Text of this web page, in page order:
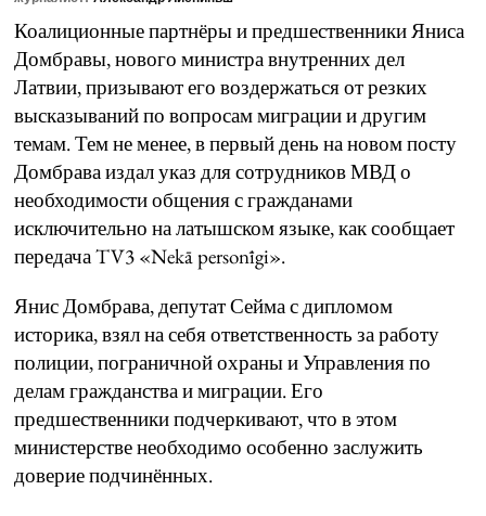
Коалиционные партнёры и предшественники Яниса
Домбравы, нового министра внутренних дел
Латвии, призывают его воздержаться от резких
высказываний по вопросам миграции и другим
темам. Тем не менее, в первый день на новом посту
Домбрава издал указ для сотрудников МВД о
необходимости общения с гражданами
исключительно на латышском языке, как сообщает
передача TV3 «Nekā personīgi».
Янис Домбрава, депутат Сейма с дипломом
историка, взял на себя ответственность за работу
полиции, пограничной охраны и Управления по
делам гражданства и миграции. Его
предшественники подчеркивают, что в этом
министерстве необходимо особенно заслужить
доверие подчинённых.